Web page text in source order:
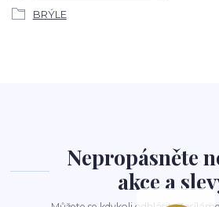
BRÝLE
Nepropásněte
akce a